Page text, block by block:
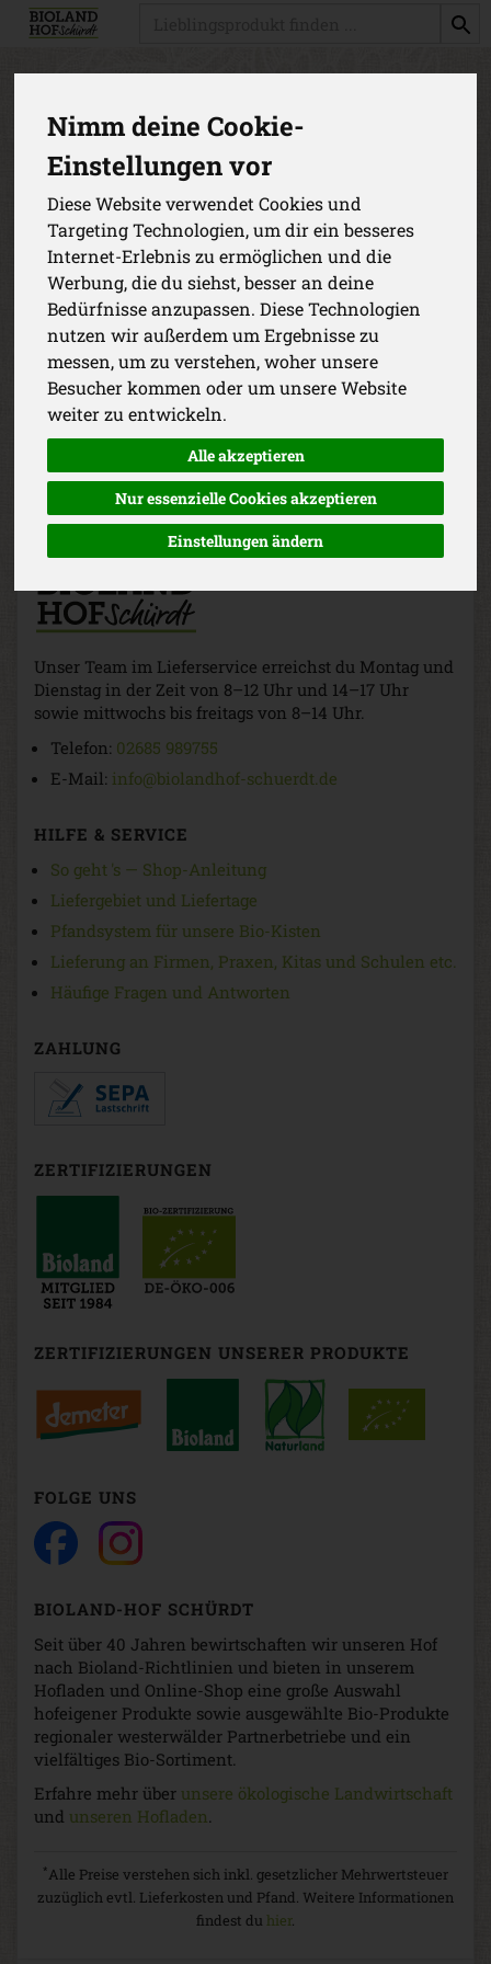
Nimm deine Cookie-
Einstellungen vor
Diese Website verwendet Cookies und
Targeting Technologien, um dir ein besseres
Internet-Erlebnis zu ermöglichen und die
Werbung, die du siehst, besser an deine
Bedürfnisse anzupassen. Diese Technologien
nutzen wir außerdem um Ergebnisse zu
messen, um zu verstehen, woher unsere
Besucher kommen oder um unsere Website
weiter zu entwickeln.
Alle akzeptieren
Nur essenzielle Cookies akzeptieren
Einstellungen ändern
Produkt "Hausmacher Blutwurst
geräuchert" nicht verfügbar.
Das von dir gesuchte Produkt ist leider zur Zeit nicht
verfügbar.
Unser Team im Lieferservice erreichst du Montag und
Dienstag in der Zeit von 8–12 Uhr und 14–17 Uhr
sowie mittwochs bis freitags von 8–14 Uhr.
Telefon: 02685 989755
E-Mail: info@biolandhof-schuerdt.de
HILFE & SERVICE
So geht 's — Shop-Anleitung
Liefergebiet und Liefertage
Pfandsystem für unsere Bio-Kisten
Lieferung an Firmen, Praxen, Kitas und Schulen etc.
Häufige Fragen und Antworten
ZAHLUNG
ZERTIFIZIERUNGEN
ZERTIFIZIERUNGEN UNSERER PRODUKTE
FOLGE UNS
BIOLAND-HOF SCHÜRDT
Seit über 40 Jahren bewirtschaften wir unseren Hof
nach Bioland-Richtlinien und bieten in unserem
Hofladen und Online-Shop eine große Auswahl
hofeigener Produkte sowie ausgewählte Bio-Produkte
regionaler westerwälder Partnerbetriebe und ein
vielfältiges Bio-Sortiment.
Erfahre mehr über unsere ökologische Landwirtschaft
und unseren Hofladen.
*Alle Preise verstehen sich inkl. gesetzlicher Mehrwertsteuer
zuzüglich evtl. Lieferkosten und Pfand. Weitere Informationen
findest du hier.